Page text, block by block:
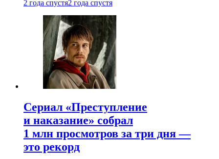
2 года спустя2 года спустя
Сериал «Преступление
и наказание» собрал
1 млн просмотров за три дня —
это рекорд